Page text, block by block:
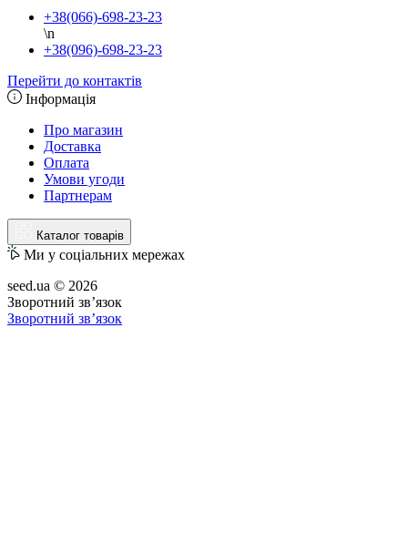
+38(066)-698-23-23
\n
+38(096)-698-23-23
Перейти до контактів
Інформація
Про магазин
Доставка
Оплата
Умови угоди
Партнерам
Каталог товарів
Ми у соціальних мережах
seed.ua © 2026
Зворотний зв’язок
Зворотний зв’язок